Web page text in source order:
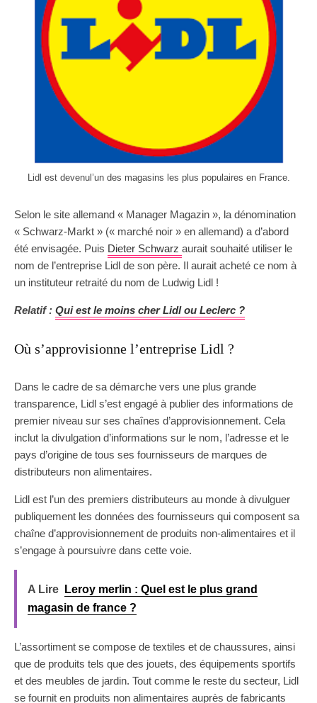
Lidl est devenul’un des magasins les plus populaires en France.
Selon le site allemand « Manager Magazin », la dénomination
« Schwarz-Markt » (« marché noir » en allemand) a d’abord
été envisagée. Puis Dieter Schwarz aurait souhaité utiliser le
nom de l’entreprise Lidl de son père. Il aurait acheté ce nom à
un instituteur retraité du nom de Ludwig Lidl !
Relatif : Qui est le moins cher Lidl ou Leclerc ?
Où s’approvisionne l’entreprise Lidl ?
Dans le cadre de sa démarche vers une plus grande
transparence, Lidl s’est engagé à publier des informations de
premier niveau sur ses chaînes d’approvisionnement. Cela
inclut la divulgation d’informations sur le nom, l’adresse et le
pays d’origine de tous ses fournisseurs de marques de
distributeurs non alimentaires.
Lidl est l’un des premiers distributeurs au monde à divulguer
publiquement les données des fournisseurs qui composent sa
chaîne d’approvisionnement de produits non-alimentaires et il
s’engage à poursuivre dans cette voie.
A Lire
Leroy merlin : Quel est le plus grand
magasin de france ?
L’assortiment se compose de textiles et de chaussures, ainsi
que de produits tels que des jouets, des équipements sportifs
et des meubles de jardin. Tout comme le reste du secteur, Lidl
se fournit en produits non alimentaires auprès de fabricants